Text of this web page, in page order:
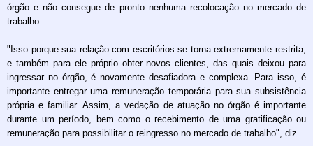
órgão e não consegue de pronto nenhuma recolocação no mercado de
trabalho.
"Isso porque sua relação com escritórios se torna extremamente restrita,
e também para ele próprio obter novos clientes, das quais deixou para
ingressar no órgão, é novamente desafiadora e complexa. Para isso, é
importante entregar uma remuneração temporária para sua subsistência
própria e familiar. Assim, a vedação de atuação no órgão é importante
durante um período, bem como o recebimento de uma gratificação ou
remuneração para possibilitar o reingresso no mercado de trabalho", diz.